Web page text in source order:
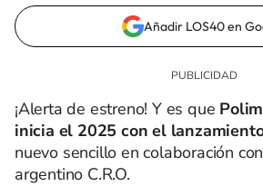
Añadir LOS40 en
¡Alerta de estreno! Y es que
inicia el 2025 con el
nuevo sencillo en colaboración
argentino C.R.O.